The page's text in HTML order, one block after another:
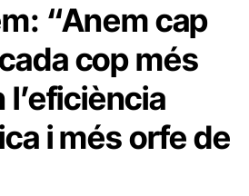
“Anem cap
cop més
i més orfe de